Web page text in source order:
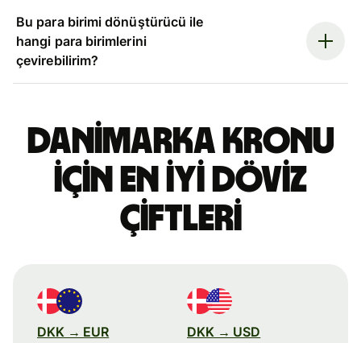
Bu para birimi dönüştürücü ile
hangi para birimlerini
çevirebilirim?
Danimarka kronu
için en iyi döviz
çiftleri
DKK → EUR DKK → USD